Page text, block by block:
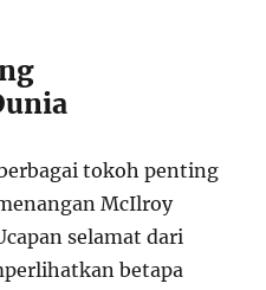
tokoh penting
McIlroy
selamat dari
betapa